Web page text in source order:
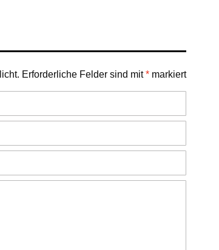
Erforderliche Felder sind mit* markiert